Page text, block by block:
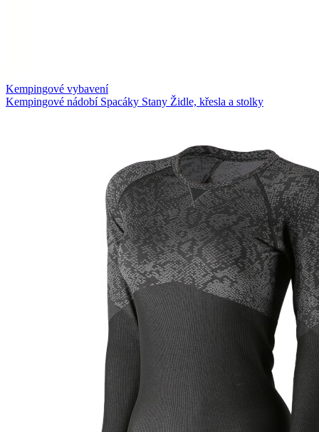
Kempingové vybavení
Kempingové nádobí Spacáky Stany Židle, křesla a stolky